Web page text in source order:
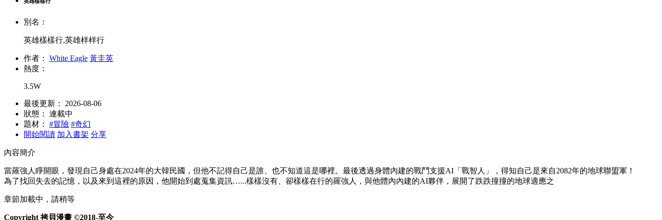
別名：
英雄樣樣行,英雄样样行
作者： White Eagle 黃圭英
熱度：
3.5W
最後更新：
2026-08-06
狀態：
連載中
題材：
#冒險 #奇幻
開始閱讀 加入書架 分享
內容簡介
當羅強人睜開眼，發現自己身處在2024年的大韓民國，但他不記得自己是誰、也不知道這是哪裡。最後透過身體內建的戰鬥支援AI「戰智人」，得知自己是來自2082年的地球聯盟軍！
為了找回失去的記憶，以及來到這裡的原因，他開始到處蒐集資訊…...樣樣沒有、卻樣樣在行的羅強人，與他體內內建的AI夥伴，展開了跌跌撞撞的地球適應之
章節加載中，請稍等
Copyright 拷貝漫畫 ©2018-至今